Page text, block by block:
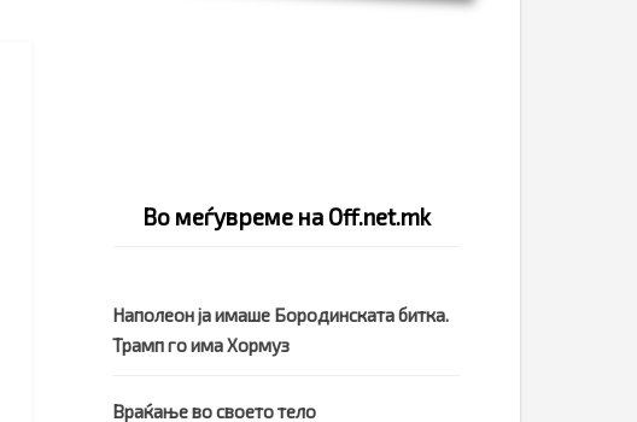
Во меѓувреме на Off.net.mk
Наполеон ја имаше Бородинската битка.
Трамп го има Хормуз
Враќање во своето тело